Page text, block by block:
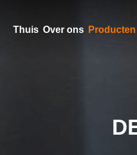
Thuis Over ons Producten